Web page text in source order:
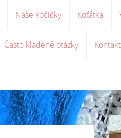
Naše kočičky Koťátka
Často kladené otázky Kontakt